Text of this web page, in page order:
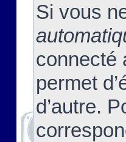
Si vous
connecté
permet
d’autre.